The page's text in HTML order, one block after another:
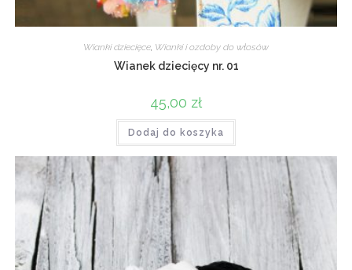
Wianki dziecięce, Wianki i ozdoby do włosów
Wianek dziecięcy nr. 01
45,00 zł
Dodaj do koszyka